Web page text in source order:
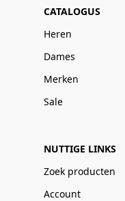
CATALOGUS
Heren
Dames
Merken
Sale
NUTTIGE LINKS
Zoek producten
Account